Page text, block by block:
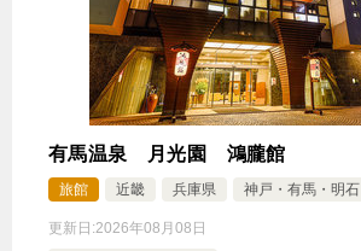
有馬温泉 月光園 鴻朧館
旅館 近畿 兵庫県 神戸・有馬・明石
更新日:2026年08月08日